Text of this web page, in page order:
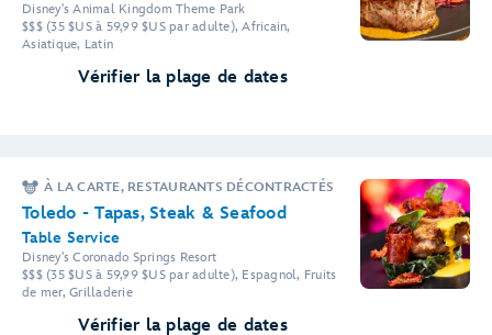
Disney's Animal Kingdom Theme Park
$$$ (35 $US à 59,99 $US par adulte), Africain,
Asiatique, Latin
Vérifier la plage de dates
À LA CARTE, RESTAURANTS DÉCONTRACTÉS
Toledo - Tapas, Steak & Seafood
Table Service
Disney's Coronado Springs Resort
$$$ (35 $US à 59,99 $US par adulte), Espagnol, Fruits
de mer, Grilladerie
Vérifier la plage de dates